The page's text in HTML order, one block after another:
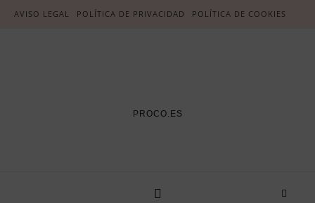
AVISO LEGAL POLÍTICA DE PRIVACIDAD POLÍTICA DE COOKIES
PROCO.ES